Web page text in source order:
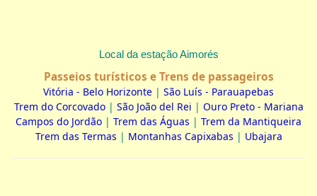
Local da estação Aimorés
Passeios turísticos e Trens de passageiros
Vitória - Belo Horizonte | São Luís - Parauapebas
Trem do Corcovado| São João del Rei | Ouro Preto - Mariana
Campos do Jordão | Trem das Águas | Trem da Mantiqueira
Trem das Termas | Montanhas Capixabas | Ubajara